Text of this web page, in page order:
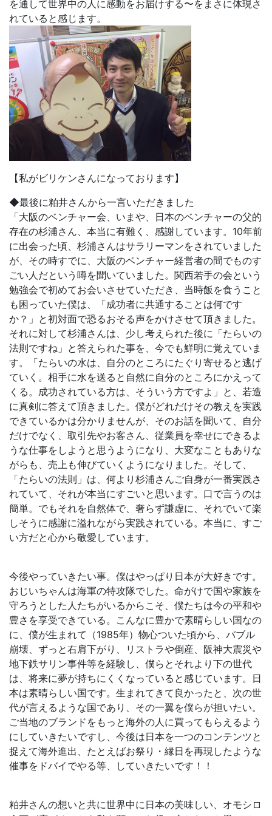
を通して世界中の人に感動をお届けする〜をまさに体現さ
れていると感じます。
【私がビリケンさんになっております】
◆最後に粕井さんから一言いただきました
「大阪のベンチャー会、いまや、日本のベンチャーの父的
存在の杉浦さん、本当に有難く、感謝しています。10年前
に出会った頃、杉浦さんはサラリーマンをされていました
が、その時すでに、大阪のベンチャー経営者の間でものす
ごい人だという噂を聞いていました。関西若手の会という
勉強会で初めてお会いさせていただき、当時飯を食うこと
も困っていた僕は、「成功者に共通することは何です
か？」と初対面で恐るおそる声をかけさせて頂きました。
それに対して杉浦さんは、少し考えられた後に「たらいの
法則ですね」と答えられた事を、今でも鮮明に覚えていま
す。「たらいの水は、自分のところにたぐり寄せると逃げ
ていく。相手に水を送ると自然に自分のところにかえって
くる。成功されている方は、そういう方ですよ」と、若造
に真剣に答えて頂きました。僕がどれだけその教えを実践
できているかは分かりませんが、そのお話を聞いて、自分
だけでなく、取引先やお客さん、従業員を幸せにできるよ
うな仕事をしようと思うようになり、大変なこともありな
がらも、売上も伸びていくようになりました。そして、
「たらいの法則」は、何より杉浦さんご自身が一番実践さ
れていて、それが本当にすごいと思います。口で言うのは
簡単。でもそれを自然体で、奢らず謙虚に、それでいて楽
しそうに感謝に溢れながら実践されている。本当に、すご
い方だと心から敬愛しています。
今後やっていきたい事。僕はやっぱり日本が大好きです。
おじいちゃんは海軍の特攻隊でした。命がけで国や家族を
守ろうとした人たちがいるからこそ、僕たちは今の平和や
豊さを享受できている。こんなに豊かで素晴らしい国なの
に、僕が生まれて（1985年）物心ついた頃から、バブル
崩壊、ずっと右肩下がり、リストラや倒産、阪神大震災や
地下鉄サリン事件等を経験し、僕らとそれより下の世代
は、将来に夢が持ちにくくなっていると感じています。日
本は素晴らしい国です。生まれてきて良かったと、次の世
代が言えるような国であり、その一翼を僕らが担いたい。
ご当地のブランドをもっと海外の人に買ってもらえるよう
にしていきたいですし、今後は日本を一つのコンテンツと
捉えて海外進出、たとえばお祭り・縁日を再現したような
催事をドバイでやる等、していきたいです！！
粕井さんの想いと共に世界中に日本の美味しい、オモシロ